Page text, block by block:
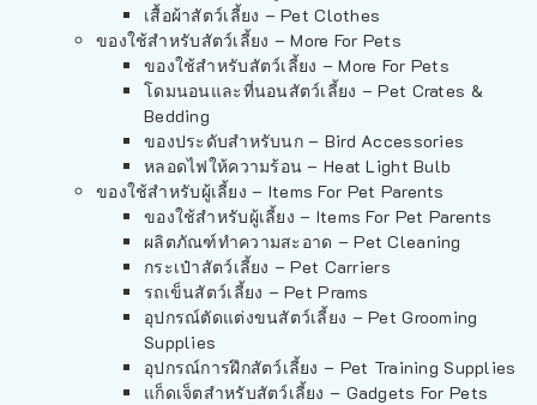
เสื้อผ้าสัตว์เลี้ยง – Pet Clothes
ของใช้สำหรับสัตว์เลี้ยง – More For Pets
ของใช้สำหรับสัตว์เลี้ยง – More For Pets
โดมนอนและที่นอนสัตว์เลี้ยง – Pet Crates &
Bedding
ของประดับสำหรับนก – Bird Accessories
หลอดไฟให้ความร้อน – Heat Light Bulb
ของใช้สำหรับผู้เลี้ยง – Items For Pet Parents
ของใช้สำหรับผู้เลี้ยง – Items For Pet Parents
ผลิตภัณฑ์ทำความสะอาด – Pet Cleaning
กระเป๋าสัตว์เลี้ยง – Pet Carriers
รถเข็นสัตว์เลี้ยง – Pet Prams
อุปกรณ์ตัดแต่งขนสัตว์เลี้ยง – Pet Grooming
Supplies
อุปกรณ์การฝึกสัตว์เลี้ยง – Pet Training Supplies
แก็ดเจ็ตสำหรับสัตว์เลี้ยง – Gadgets For Pets